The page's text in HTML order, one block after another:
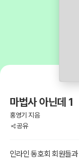
마법사 아닌데 1
홍영기 지음
공유
인라인 동호회 회원들